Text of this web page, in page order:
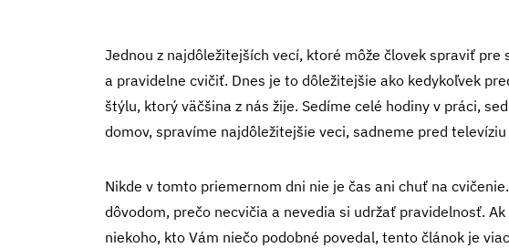
Jednou z najdôležitejších vecí, ktoré môže človek spraviť pre
a pravidelne cvičiť. Dnes je to dôležitejšie ako kedykoľvek
štýlu, ktorý väčšina z nás žije. Sedíme celé hodiny v práci,
domov, spravíme najdôležitejšie veci, sadneme pred
Nikde v tomto priemernom dni nie je čas ani chuť na
dôvodom, prečo necvičia a nevedia si udržať pravidelnosť.
niekoho, kto Vám niečo podobné povedal, tento článok je